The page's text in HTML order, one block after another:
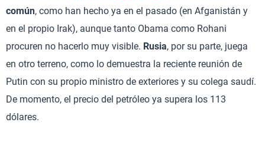
común, como han hecho ya en el pasado (en Afganistán y
en el propio Irak), aunque tanto Obama como Rohani
procuren no hacerlo muy visible. Rusia, por su parte, juega
en otro terreno, como lo demuestra la reciente reunión de
Putin con su propio ministro de exteriores y su colega saudí.
De momento, el precio del petróleo ya supera los 113
dólares.